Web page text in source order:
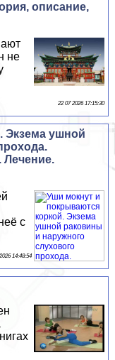
описание,
не
22 07 2026 17:15:30
Экзема ушной
с
14:48:54